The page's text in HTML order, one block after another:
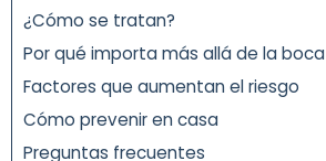
¿Cómo se tratan?
Por qué importa más allá de la boca
Factores que aumentan el riesgo
Cómo prevenir en casa
Preguntas frecuentes